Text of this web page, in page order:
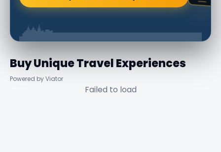
Buy Unique Travel Experiences
Powered by Viator
Failed to load